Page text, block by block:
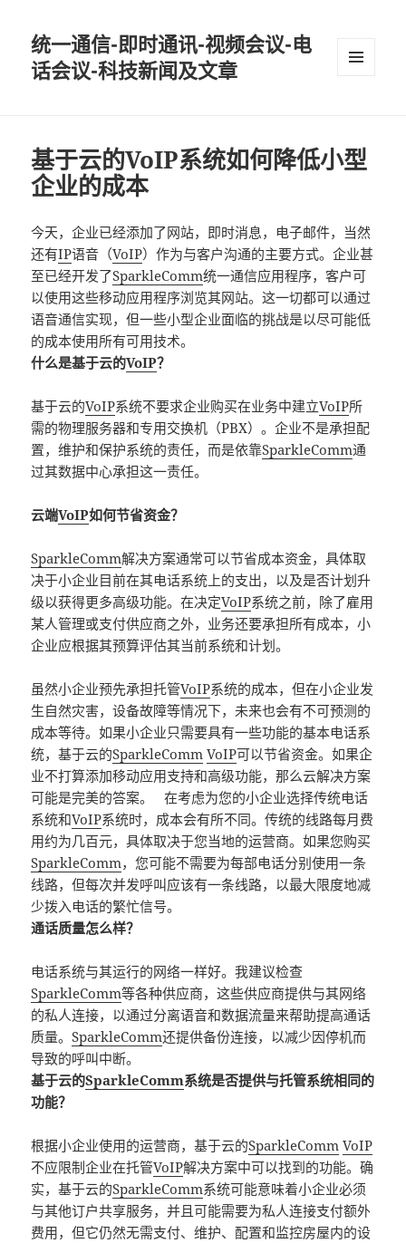
统一通信-即时通讯-视频会议-电
话会议-科技新闻及文章
基于云的VoIP系统如何降低小型
企业的成本
今天，企业已经添加了网站，即时消息，电子邮件，当然
还有IP语音（VoIP）作为与客户沟通的主要方式。企业甚
至已经开发了SparkleComm统一通信应用程序，客户可
以使用这些移动应用程序浏览其网站。这一切都可以通过
语音通信实现，但一些小型企业面临的挑战是以尽可能低
的成本使用所有可用技术。
什么是基于云的VoIP？
基于云的VoIP系统不要求企业购买在业务中建立VoIP所
需的物理服务器和专用交换机（PBX）。企业不是承担配
置，维护和保护系统的责任，而是依靠SparkleComm通
过其数据中心承担这一责任。
云端VoIP如何节省资金？
SparkleComm解决方案通常可以节省成本资金，具体取
决于小企业目前在其电话系统上的支出，以及是否计划升
级以获得更多高级功能。在决定VoIP系统之前，除了雇用
某人管理或支付供应商之外，业务还要承担所有成本，小
企业应根据其预算评估其当前系统和计划。
虽然小企业预先承担托管VoIP系统的成本，但在小企业发
生自然灾害，设备故障等情况下，未来也会有不可预测的
成本等待。如果小企业只需要具有一些功能的基本电话系
统，基于云的SparkleComm VoIP可以节省资金。如果企
业不打算添加移动应用支持和高级功能，那么云解决方案
可能是完美的答案。 在考虑为您的小企业选择传统电话
系统和VoIP系统时，成本会有所不同。传统的线路每月费
用约为几百元，具体取决于您当地的运营商。如果您购买
SparkleComm，您可能不需要为每部电话分别使用一条
线路，但每次并发呼叫应该有一条线路，以最大限度地减
少拨入电话的繁忙信号。
通话质量怎么样？
电话系统与其运行的网络一样好。我建议检查
SparkleComm等各种供应商，这些供应商提供与其网络
的私人连接，以通过分离语音和数据流量来帮助提高通话
质量。SparkleComm还提供备份连接，以减少因停机而
导致的呼叫中断。
基于云的SparkleComm系统是否提供与托管系统相同的
功能？
根据小企业使用的运营商，基于云的SparkleComm VoIP
不应限制企业在托管VoIP解决方案中可以找到的功能。确
实，基于云的SparkleComm系统可能意味着小企业必须
与其他订户共享服务，并且可能需要为私人连接支付额外
费用，但它仍然无需支付、维护、配置和监控房屋内的设